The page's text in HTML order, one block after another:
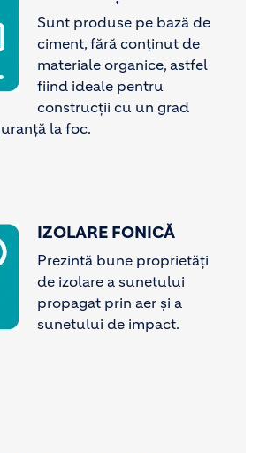
Sunt produse pe bază de
ciment, fără conținut de
materiale organice, astfel
fiind ideale pentru
construcții cu un grad
la foc.
IZOLARE FONICĂ
Prezintă bune proprietăți
de izolare a sunetului
propagat prin aer şi a
sunetului de impact.